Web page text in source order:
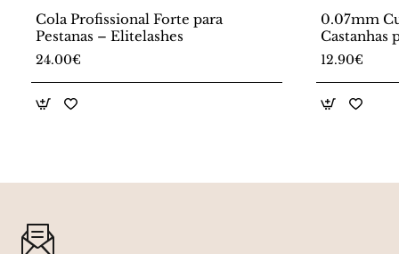
Cola Profissional Forte para
Pestanas – Elitelashes
24.00€
0.07mm
Castanhas
Pestanas
12.90€